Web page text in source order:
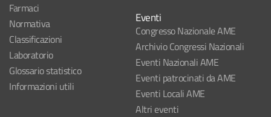
Farmaci
Normativa
Classificazioni
Laboratorio
Glossario statistico
Informazioni utili
Eventi
Congresso Nazionale AME
Archivio Congressi Nazionali
Eventi Nazionali AME
Eventi patrocinati da AME
Eventi Locali AME
Altri eventi